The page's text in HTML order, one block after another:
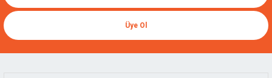
Üye Ol